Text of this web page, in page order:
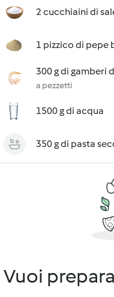
2 cucchiaini di
1 pizzico di pepe
300 g di gamberi
a pezzetti
1500 g di acqua
350 g di pasta
Vuoi